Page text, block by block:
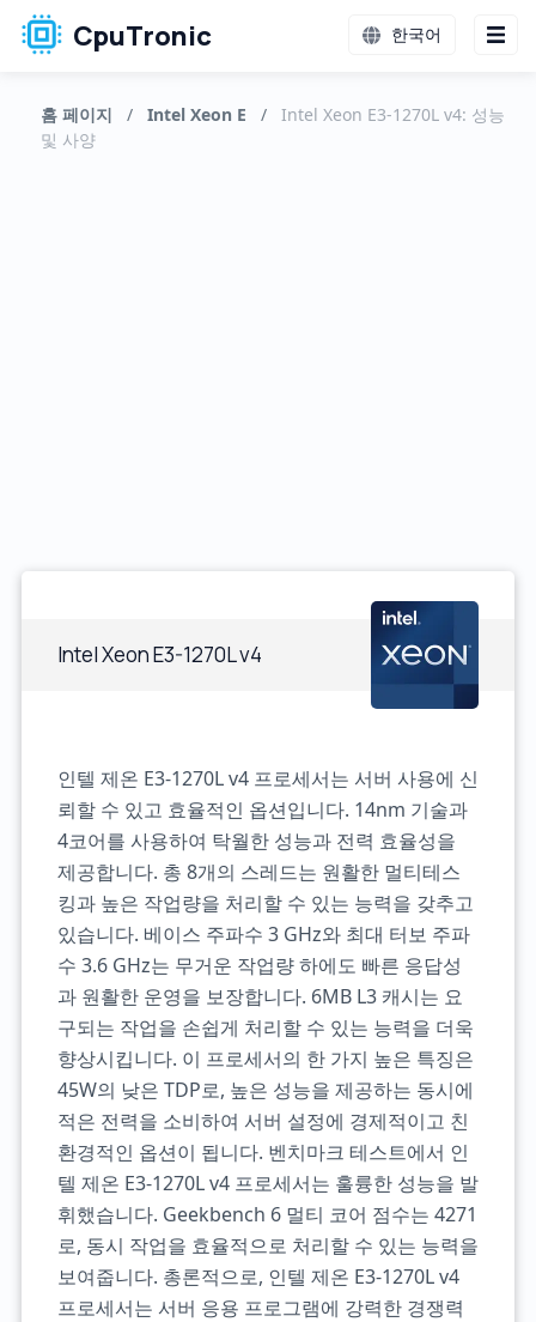
CpuTronic 한국어
홈 페이지 / Intel Xeon E /
Intel Xeon E3-1270L v4: 성능
및 사양
Intel Xeon E3-1270L v4
인텔 제온 E3-1270L v4 프로세서는 서버 사용에 신
뢰할 수 있고 효율적인 옵션입니다. 14nm 기술과
4코어를 사용하여 탁월한 성능과 전력 효율성을
제공합니다. 총 8개의 스레드는 원활한 멀티테스
킹과 높은 작업량을 처리할 수 있는 능력을 갖추고
있습니다. 베이스 주파수 3 GHz와 최대 터보 주파
수 3.6 GHz는 무거운 작업량 하에도 빠른 응답성
과 원활한 운영을 보장합니다. 6MB L3 캐시는 요
구되는 작업을 손쉽게 처리할 수 있는 능력을 더욱
향상시킵니다. 이 프로세서의 한 가지 높은 특징은
45W의 낮은 TDP로, 높은 성능을 제공하는 동시에
적은 전력을 소비하여 서버 설정에 경제적이고 친
환경적인 옵션이 됩니다. 벤치마크 테스트에서 인
텔 제온 E3-1270L v4 프로세서는 훌륭한 성능을 발
휘했습니다. Geekbench 6 멀티 코어 점수는 4271
로, 동시 작업을 효율적으로 처리할 수 있는 능력을
보여줍니다. 총론적으로, 인텔 제온 E3-1270L v4
프로세서는 서버 응용 프로그램에 강력한 경쟁력